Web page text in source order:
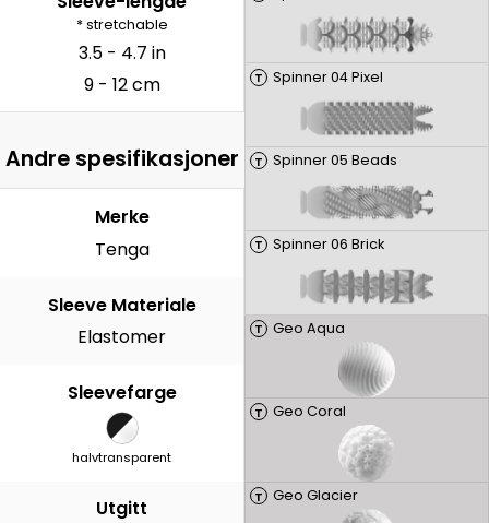
T Spinner 04 Pixel
T Spinner 05 Beads
T Spinner 06 Brick
T Geo Aqua
T Geo Coral
T Geo Glacier
* stretchable
3.5 - 4.7 in
9 - 12 cm
Andre spesifikasjoner
Merke
Tenga
Sleeve Materiale
Elastomer
Sleevefarge
halvtransparent
Utgitt